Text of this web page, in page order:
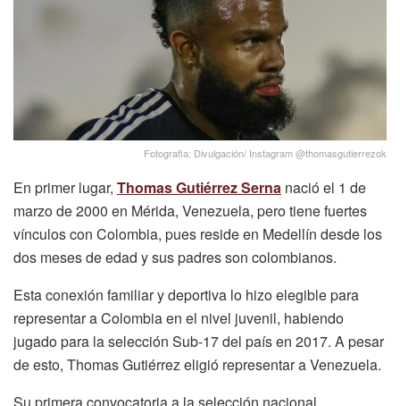
Fotografia: Divulgación/ Instagram @thomasgutierrezok
En primer lugar, Thomas Gutiérrez Serna nació el 1 de
marzo de 2000 en Mérida, Venezuela, pero tiene fuertes
vínculos con Colombia, pues reside en Medellín desde los
dos meses de edad y sus padres son colombianos.
Esta conexión familiar y deportiva lo hizo elegible para
representar a Colombia en el nivel juvenil, habiendo
jugado para la selección Sub-17 del país en 2017. A pesar
de esto, Thomas Gutiérrez eligió representar a Venezuela.
Su primera convocatoria a la selección nacional